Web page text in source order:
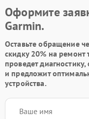
Оформите
Garmin.
Оставьте обращение
скидку 20% на ремонт
проведет
и предложит
устройства.